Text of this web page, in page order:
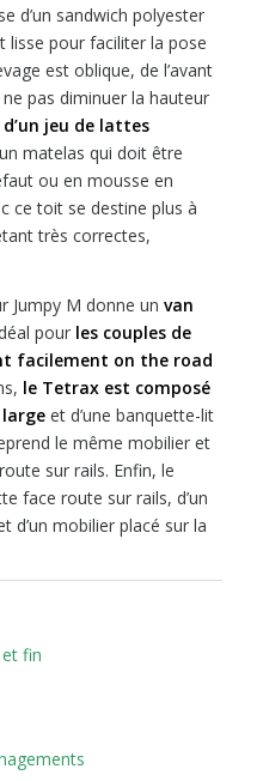
d’un sandwich polyester
lisse pour faciliter la pose
est oblique, de l’avant
pas diminuer la hauteur
jeu de lattes
matelas qui doit être
ou en mousse en
ce toit se destine plus à
très correctes,
Jumpy M donne un van
pour les couples de
facilement on the road
le Tetrax est composé
largeet d’une banquette-lit
le même mobilier et
sur rails. Enfin, le
face route sur rails, d’un
d’un mobilier placé sur la
fin